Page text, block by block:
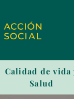
Calidad de vida
Salud